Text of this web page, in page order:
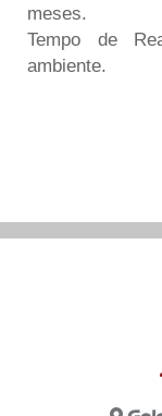
meses.
Tempo de
ambiente.